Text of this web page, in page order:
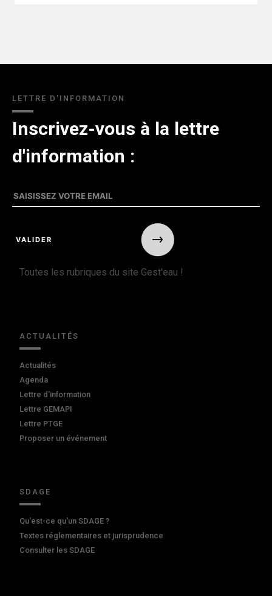
LETTRE D'INFORMATION
Inscrivez-vous à la lettre
d'information :
Toutes les rubriques du site Gest'eau !
ACTUALITÉS
Actualités
Agenda
Lettre d'information
Lettre GEMAPI
Lettre PTGE
Proposer un événement
SDAGE
Qu'est-ce qu'un SDAGE ?
Textes réglementaires et jurisprudence
Consulter les SDAGE